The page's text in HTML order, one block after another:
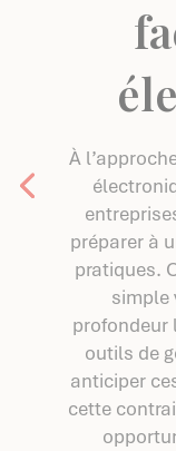
À
préparer à
pratiques.
simple
profondeur
outils de
anticiper
cette